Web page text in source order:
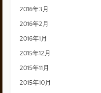
2016年3月
2016年2月
2016年1月
2015年12月
2015年11月
2015年10月